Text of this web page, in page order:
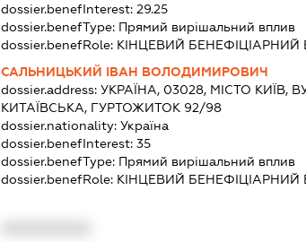
dossier.benefInterest: 29.25
dossier.benefType: Прямий вирішальний вплив
dossier.benefRole: КІНЦЕВИЙ БЕНЕФІЦІАРНИЙ
САЛЬНИЦЬКИЙ ІВАН ВОЛОДИМИРОВИЧ
dossier.address: УКРАЇНА, 03028, МІСТО КИЇВ,
КИТАЇВСЬКА, ГУРТОЖИТОК 92/98
dossier.nationality: Україна
dossier.benefInterest: 35
dossier.benefType: Прямий вирішальний вплив
dossier.benefRole: КІНЦЕВИЙ БЕНЕФІЦІАРНИЙ